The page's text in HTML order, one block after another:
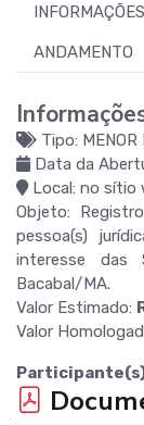
ANDAMENTO
Tipo: MENOR
Data da
Local: no sítio
Objeto:
pessoa(s)
interesse das
Bacabal/MA.
Valor Estimado:
Valor